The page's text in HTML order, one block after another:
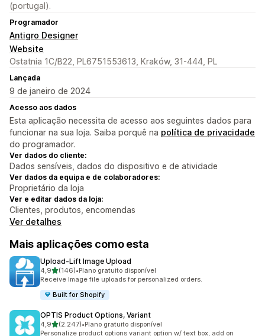
(portugal).
Programador
Antigro Designer
Website
Ostatnia 1C/B22, PL6751553613, Kraków, 31-444, PL
Lançada
9 de janeiro de 2024
Acesso aos dados
Esta aplicação necessita de acesso aos seguintes dados para
funcionar na sua loja. Saiba porquê na política de privacidade
do programador.
Ver dados do cliente:
Dados sensíveis, dados do dispositivo e de atividade
Ver dados da equipa e de colaboradores:
Proprietário da loja
Ver e editar dados da loja:
Clientes, produtos, encomendas
Ver detalhes
Mais aplicações como esta
Upload‑Lift Image Upload
4,9de 5 estrelas
(146)
146 total de avaliações
•Plano gratuito disponível
Receive Image file uploads for personalized orders.
Built for Shopify
OPTIS Product Options, Variant
4,9de 5 estrelas
(2.247)
2247 total de avaliações
•Plano gratuito disponível
Personalize product options variant option w/ text box, add on